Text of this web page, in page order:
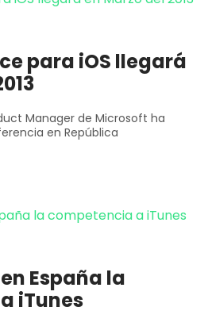
para iOS llegará
Manager de Microsoft ha
en República
España la
iTunes